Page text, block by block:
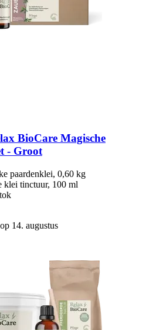
BioCare Magische
-​ Groot
paardenklei, 0,60 kg
klei tinctuur, 100 ml
14. augustus